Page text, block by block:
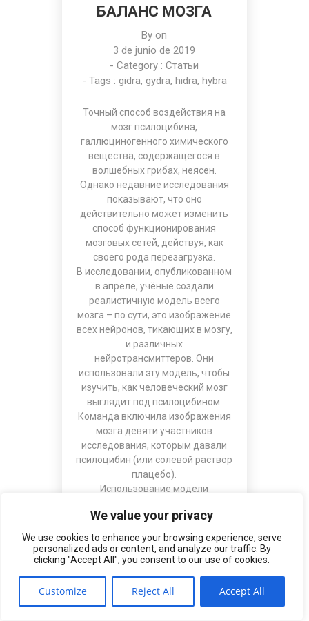
We value your privacy
We use cookies to enhance your browsing experience, serve
personalized ads or content, and analyze our traffic. By
clicking "Accept All", you consent to our use of cookies.
Customize Reject All Accept All
БАЛАНС МОЗГА
By on
3 de junio de 2019
- Category :Статьи
- Tags : gidra, gydra, hidra, hybra
Точный способ воздействия на
мозг псилоцибина,
галлюциногенного химического
вещества, содержащегося в
волшебных грибах, неясен.
Однако недавние исследования
показывают, что оно
действительно может изменить
способ функционирования
мозговых сетей, действуя, как
своего рода перезагрузка.
В исследовании, опубликованном
в апреле, учёные создали
реалистичную модель всего
мозга – по сути, это изображение
всех нейронов, тикающих в мозгу,
и различных
нейротрансмиттеров. Они
использовали эту модель, чтобы
изучить, как человеческий мозг
выглядит под псилоцибином.
Команда включила изображения
мозга девяти участников
исследования, которым давали
псилоцибин (или солевой раствор
плацебо).
Использование модели
как псилоцибин влияет на мозг.
Команда увидела, что, когда был
введён псилоцибин, он разрушил
сети в мозге – они стали
«дестабилизированными» – и
заставили нейротрансмиттеры
находить новые пути между